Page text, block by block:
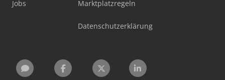
Jobs Marktplatzregeln
Datenschutzerklärung